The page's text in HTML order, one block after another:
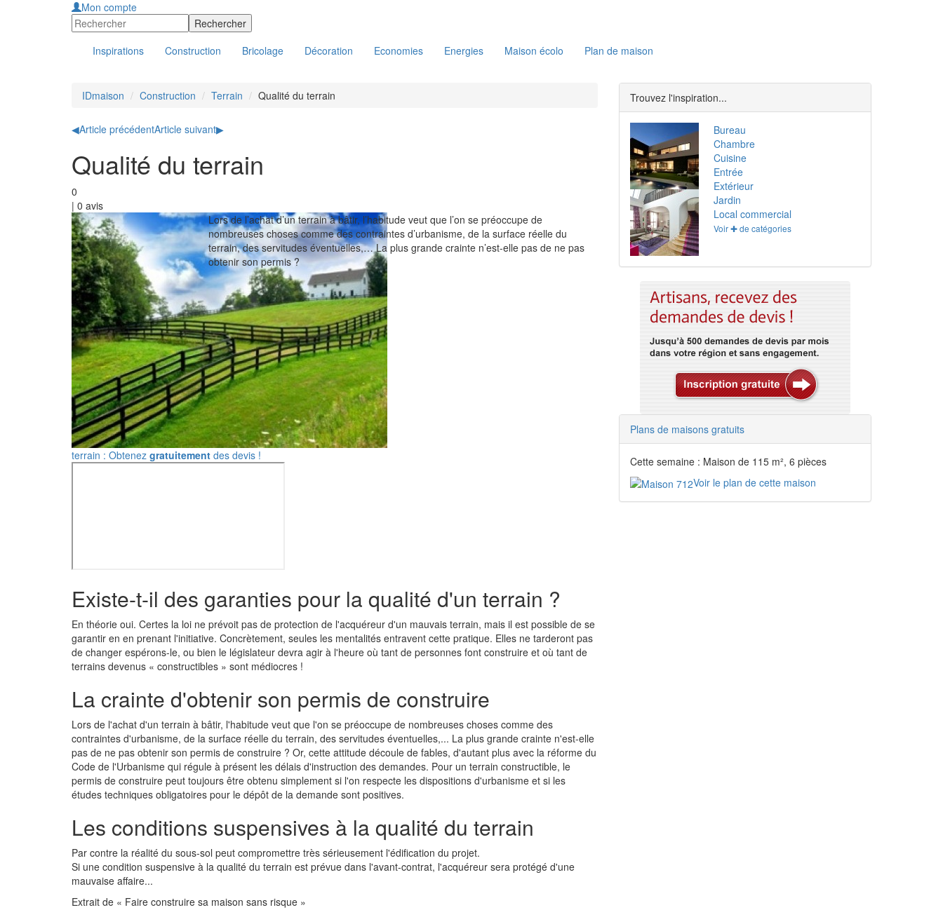
Mon compte
Inspirations Construction Bricolage Décoration Economies Energies Maison écolo Plan de maison
IDmaison Construction Terrain Qualité du terrain
◀Article précédentArticle suivant▶
Qualité du terrain
0
| 0 avis
Lors de l’achat d’un terrain à bâtir, l’habitude veut que l’on se préoccupe de
nombreuses choses comme des contraintes d’urbanisme, de la surface réelle du
terrain, des servitudes éventuelles,… La plus grande crainte n’est-elle pas de ne pas
obtenir son permis ?
terrain : Obtenez gratuitement des devis !
Existe-t-il des garanties pour la qualité d'un terrain ?
En théorie oui. Certes la loi ne prévoit pas de protection de l'acquéreur d'un mauvais terrain, mais il est possible de se
garantir en en prenant l'initiative. Concrètement, seules les mentalités entravent cette pratique. Elles ne tarderont pas
de changer espérons-le, ou bien le législateur devra agir à l'heure où tant de personnes font construire et où tant de
terrains devenus « constructibles » sont médiocres !
La crainte d'obtenir son permis de construire
Lors de l'achat d'un terrain à bâtir, l'habitude veut que l'on se préoccupe de nombreuses choses comme des
contraintes d'urbanisme, de la surface réelle du terrain, des servitudes éventuelles,... La plus grande crainte n'est-elle
pas de ne pas obtenir son permis de construire ? Or, cette attitude découle de fables, d'autant plus avec la réforme du
Code de l'Urbanisme qui régule à présent les délais d'instruction des demandes. Pour un terrain constructible, le
permis de construire peut toujours être obtenu simplement si l'on respecte les dispositions d'urbanisme et si les
études techniques obligatoires pour le dépôt de la demande sont positives.
Les conditions suspensives à la qualité du terrain
Par contre la réalité du sous-sol peut compromettre très sérieusement l'édification du projet.
Si une condition suspensive à la qualité du terrain est prévue dans l'avant-contrat, l'acquéreur sera protégé d'une
mauvaise affaire...
Extrait de « Faire construire sa maison sans risque »
Trouvez l'inspiration...
Bureau
Chambre
Cuisine
Entrée
Extérieur
Jardin
Local commercial
Voir ✚ de catégories
Plans de maisons gratuits
Cette semaine : Maison de 115 m², 6 pièces
Voir le plan de cette maison